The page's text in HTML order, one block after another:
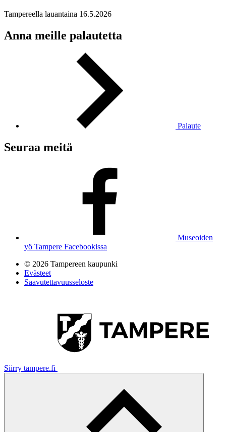
Tampereella lauantaina 16.5.2026
Anna meille palautetta
Palaute
Seuraa meitä
Museoiden
yö Tampere Facebookissa
© 2026 Tampereen kaupunki
Evästeet
Saavutettavuusseloste
Siirry tampere.fi